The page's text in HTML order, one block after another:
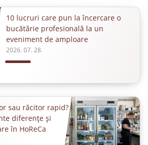
10 lucruri care pun la încercare o
bucătărie profesională la un
eveniment de amploare
2026. 07. 28.
sau răcitor rapid?
diferențe și
în HoReCa